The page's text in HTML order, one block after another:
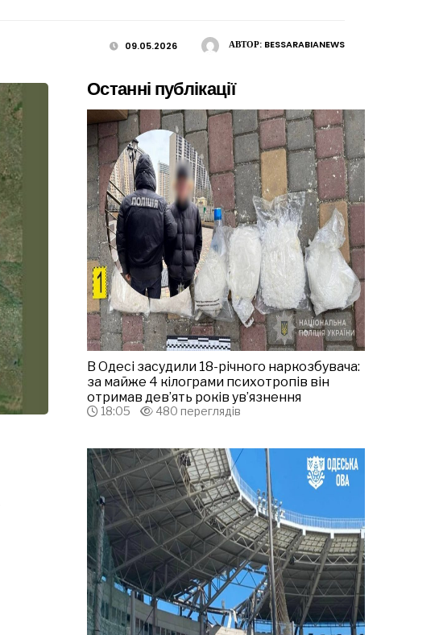
АВТОР: BESSARABIANEWS
09.05.2026
Останні публікації
В Одесі засудили 18-річного наркозбувача:
за майже 4 кілограми психотропів він
отримав дев’ять років ув’язнення
18:05 480 переглядів